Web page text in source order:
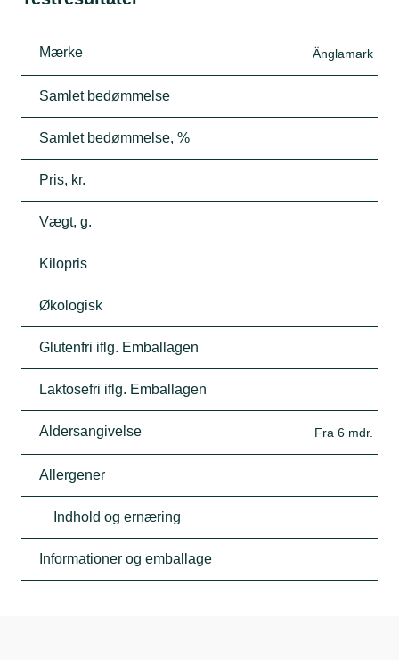
Mærke Änglamark
Samlet bedømmelse
Samlet bedømmelse, %
Pris, kr.
Vægt, g.
Kilopris
Økologisk
Glutenfri iflg. Emballagen
Laktosefri iflg. Emballagen
Aldersangivelse Fra 6 mdr.
Allergener
Indhold og ernæring
Informationer og emballage